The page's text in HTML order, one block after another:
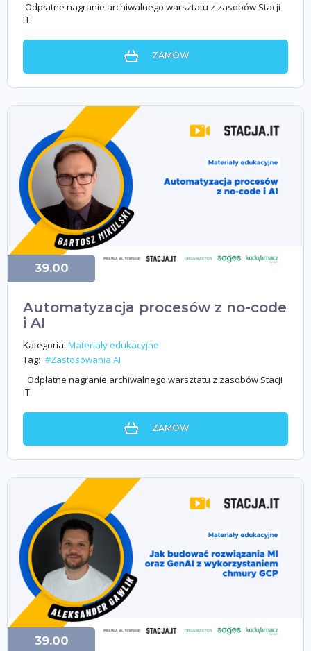
Odpłatne nagranie archiwalnego warsztatu z zasobów Stacji
IT.
ZAMÓW
Automatyzacja procesów z no-code
i AI
Kategoria: Materiały edukacyjne
Tag: #Zastosowania AI
Odpłatne nagranie archiwalnego warsztatu z zasobów Stacji
IT.
39.00
ZAMÓW
39.00